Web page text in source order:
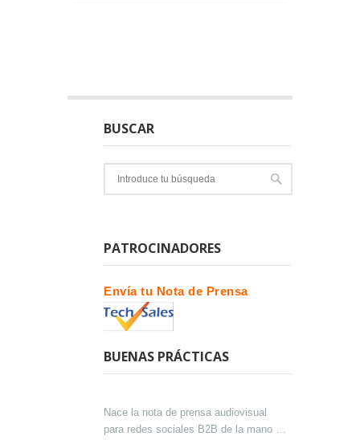
BUSCAR
PATROCINADORES
Envía tu Nota de Prensa
BUENAS PRÁCTICAS
Nace la nota de prensa audiovisual
para redes sociales B2B de la mano de